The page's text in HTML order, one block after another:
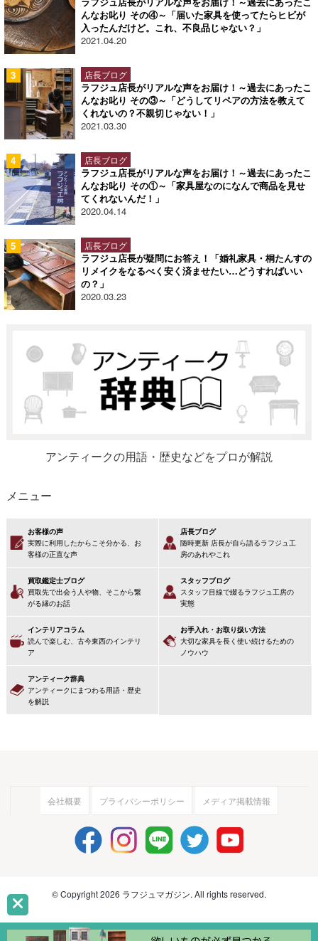
んなお叱り その④～「届いた家具を使ってたらヒビが
入ったんだけど。これ、不良品じゃない？」
2021.04.20
店長ブログ
ラフジュ店長がリアルな声をお届け！～過去にあったこ
んなお叱り その③～「どうしてリペアの方法を教えて
くれないの？不親切じゃない！」
2021.03.30
店長ブログ
ラフジュ店長がリアルな声をお届け！～過去にあったこ
んなお叱り その①～「家具屋なのになんで商品を見せ
てくれないんだ！」
2020.04.14
店長ブログ
ラフジュ店長が疑問にお答え！「婚礼家具・桐たんすの
リメイクをなるべく安く済ませたい…どうすればいい
の？」
2020.03.23
アンティークの用語・歴史などをプロが解説
メニュー
お客様の声
実際に利用したからこそ分かる、お
客様の正直な声
店長ブログ
随時更新 店長が自ら語るラフジュ工
房のあれやこれ
買取鑑定士ブログ
買取先で出会う人や物、そこから繋
がる縁のお話
スタッフブログ
スタッフ目線で綴るラフジュ工房の
実態
インテリアコラム
読んで楽しむ、古今東西のインテリ
ア
お手入れ・お取り扱い方法
大切な家具を長く使い続けるための
ノウハウ
アンティーク辞典
アンティークにまつわる用語・歴史
を解説
会社概要 プライバシーポリシー メディア掲載情報
© Copyright 2026 ラフジュマガジン. All rights reserved.